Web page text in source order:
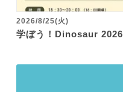
2026/8/25(火)
学ぼう！Dinosaur 2026